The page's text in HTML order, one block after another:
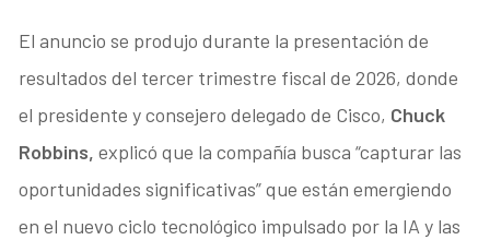
El anuncio se produjo durante la presentación de
resultados del tercer trimestre fiscal de 2026, donde
el presidente y consejero delegado de Cisco, Chuck
Robbins, explicó que la compañía busca “capturar las
oportunidades significativas” que están emergiendo
en el nuevo ciclo tecnológico impulsado por la IA y las